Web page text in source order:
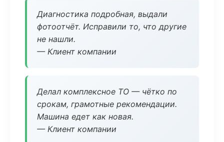
Диагностика подробная, выдали
фотоотчёт. Исправили то, что другие
не нашли.
— Клиент компании
Делал комплексное ТО — чётко по
срокам, грамотные рекомендации.
Машина едет как новая.
— Клиент компании